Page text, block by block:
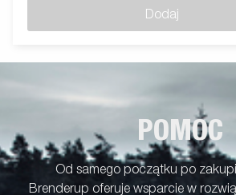
Dodaj
POMOC
Od samego początku po
Brenderup oferuje wsparcie w